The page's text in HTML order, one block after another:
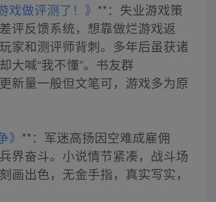
戏做评测了！》 **：失业游戏策
评反馈系统，想靠做烂游戏返
家和测评师背刺。多年后虽获诸
大喊“我不懂”。书友群
新量一般但文笔可，游戏多为原
》 **：军迷高扬因空难成雇佣
界奋斗。小说情节紧凑，战斗场
画出色，无金手指，真实写实，